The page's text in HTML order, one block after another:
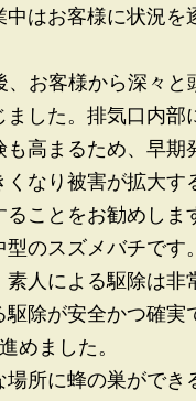
はお客様に状況を
お客様から深々と
した。排気口内部
高まるため、早期
なり被害が拡大す
ことをお勧めしま
のスズメバチです
人による駆除は非
除が安全かつ確実
めました。
所に蜂の巣ができ